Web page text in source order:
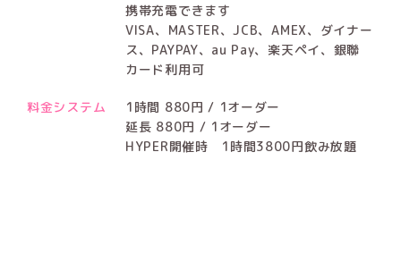
携帯充電できます
VISA、MASTER、JCB、AMEX、ダイナー
ス、PAYPAY、au Pay、楽天ペイ、銀聯
カード利用可
料金システム
1時間 880円 / 1オーダー
延長 880円 / 1オーダー
HYPER開催時 1時間3800円飲み放題